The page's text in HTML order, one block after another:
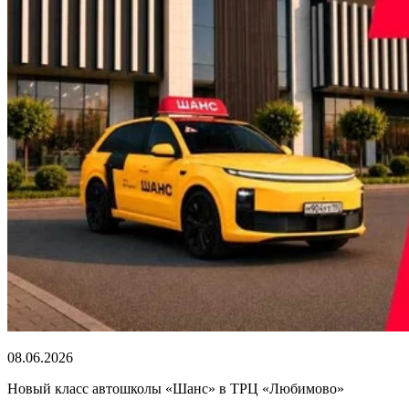
08.06.2026
Новый класс автошколы «Шанс» в ТРЦ «Любимово»